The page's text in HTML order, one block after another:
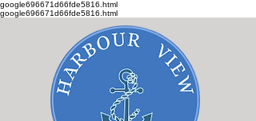
google696671d66fde5816.html
google696671d66fde5816.html